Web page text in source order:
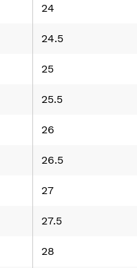
24
24.5
25
25.5
26
26.5
27
27.5
28